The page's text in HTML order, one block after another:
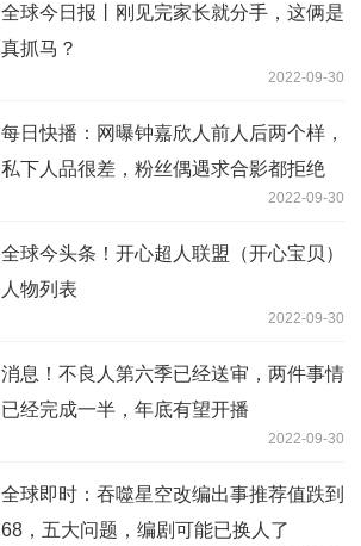
全球今日报丨刚见完家长就分手，这俩是
真抓马？
2022-09-30
每日快播：网曝钟嘉欣人前人后两个样，
私下人品很差，粉丝偶遇求合影都拒绝
2022-09-30
全球今头条！开心超人联盟（开心宝贝）
人物列表
2022-09-30
消息！不良人第六季已经送审，两件事情
已经完成一半，年底有望开播
2022-09-30
全球即时：吞噬星空改编出事推荐值跌到
68，五大问题，编剧可能已换人了